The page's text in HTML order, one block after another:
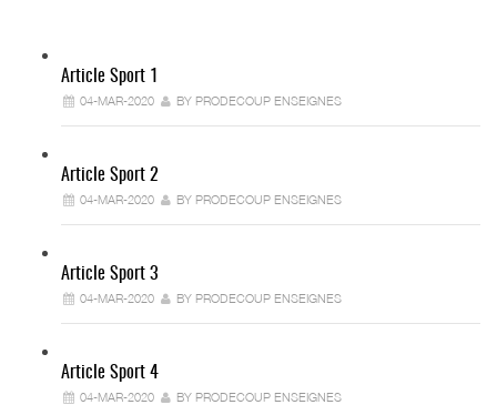
Article Sport 1
04-MAR-2020 BY PRODECOUP ENSEIGNES
Article Sport 2
04-MAR-2020 BY PRODECOUP ENSEIGNES
Article Sport 3
04-MAR-2020 BY PRODECOUP ENSEIGNES
Article Sport 4
04-MAR-2020 BY PRODECOUP ENSEIGNES